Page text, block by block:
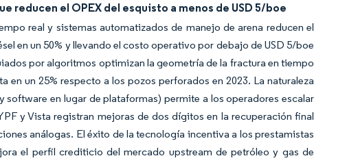
el OPEX del esquisto a menos de USD 5/boe
real y sistemas automatizados de manejo de arena reducen el
en un 50% y llevando el costo operativo por debajo de USD 5/boe
por algoritmos optimizan la geometría de la fractura en tiempo
un 25% respecto a los pozos perforados en 2023. La naturaleza
en lugar de plataformas) permite a los operadores escalar
y Vista registran mejoras de dos dígitos en la recuperación final
análogas. El éxito de la tecnología incentiva a los prestamistas
el perfil crediticio del mercado upstream de petróleo y gas de